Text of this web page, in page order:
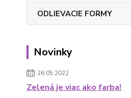
ODLIEVACIE FORMY
Novinky
26.05.2022
Zelená je viac ako farba!